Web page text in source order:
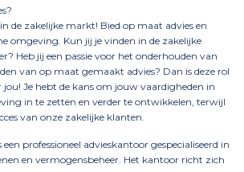
de zakelijke markt! Bied op maat advies en
omgeving. Kun jij je vinden in de zakelijke
Heb jij een passie voor het onderhouden van
van op maat gemaakt advies? Dan is deze rol
jou! Je hebt de kans om jouw vaardigheden in
in te zetten en verder te ontwikkelen, terwijl
van onze zakelijke klanten.
professioneel advieskantoor gespecialiseerd in
en vermogensbeheer. Het kantoor richt zich